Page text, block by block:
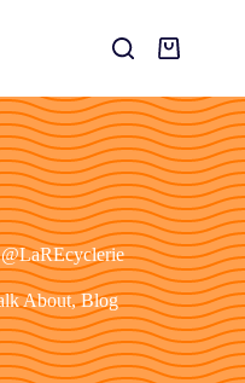
About,Blog